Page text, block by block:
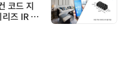
노보센스, PWM 고주파 과도
난제 극복…차량용 전류 감